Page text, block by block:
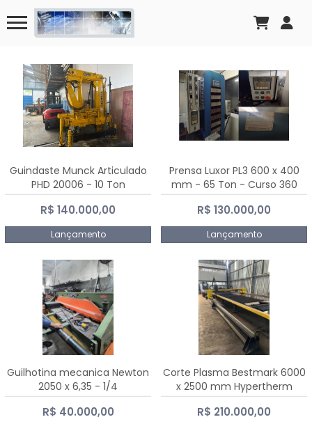
Guindaste Munck Articulado
PHD 20006 - 10 Ton
R$ 140.000,00
Lançamento
Prensa Luxor PL3 600 x 400
mm - 65 Ton - Curso 360
mm
R$ 130.000,00
Lançamento
Guilhotina mecanica Newton
2050 x 6,35 - 1/4
R$ 40.000,00
Corte Plasma Bestmark 6000
x 2500 mm Hypertherm
MaxPro 200
R$ 210.000,00